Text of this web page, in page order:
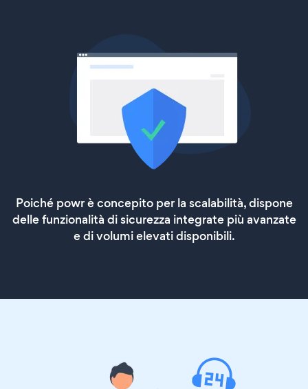
Poiché powr è concepito per la scalabilità, dispone
delle funzionalità di sicurezza integrate più avanzate
e di volumi elevati disponibili.